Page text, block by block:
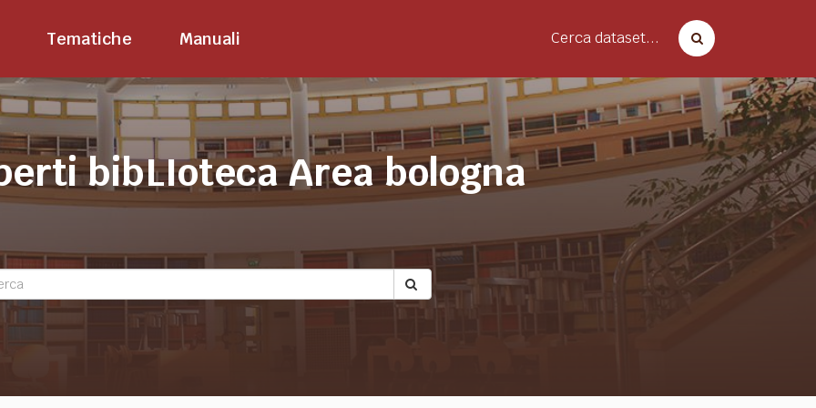
Tematiche Manuali Cerca dataset...
bibLIoteca Area bologna